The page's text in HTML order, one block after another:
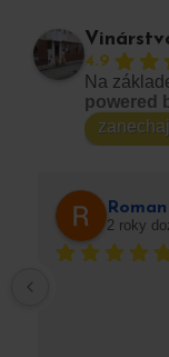
4.9
Na
powered
2 roky